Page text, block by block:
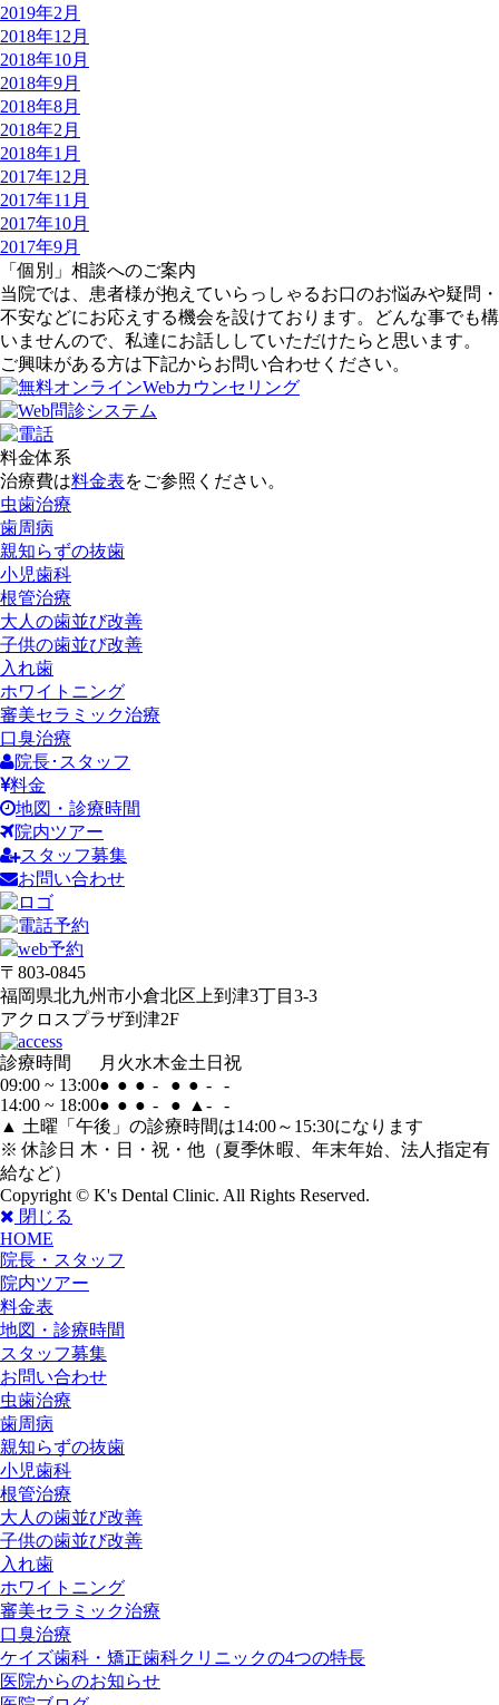
2019年2月
2018年12月
2018年10月
2018年9月
2018年8月
2018年2月
2018年1月
2017年12月
2017年11月
2017年10月
2017年9月
「個別」相談へのご案内
当院では、患者様が抱えていらっしゃるお口のお悩みや疑問・
不安などにお応えする機会を設けております。どんな事でも構
いませんので、私達にお話ししていただけたらと思います。
ご興味がある方は下記からお問い合わせください。
料金体系
治療費は料金表をご参照ください。
虫歯治療
歯周病
親知らずの抜歯
小児歯科
根管治療
大人の歯並び改善
子供の歯並び改善
入れ歯
ホワイトニング
審美セラミック治療
口臭治療
院長･スタッフ
料金
地図・診療時間
院内ツアー
スタッフ募集
お問い合わせ
〒803-0845
福岡県北九州市小倉北区上到津3丁目3-3
アクロスプラザ到津2F
診療時間 月 火水木金土 日 祝
09:00 ~ 13:00● ● ● - ● ● -
-
14:00 ~ 18:00● ● ● - ● ▲ -
-
▲ 土曜「午後」の診療時間は14:00～15:30になります
※ 休診日 木・日・祝・他（夏季休暇、年末年始、法人指定有
給など）
Copyright © K's Dental Clinic. All Rights Reserved.
閉じる
HOME
院長・スタッフ
院内ツアー
料金表
地図・診療時間
スタッフ募集
お問い合わせ
虫歯治療
歯周病
親知らずの抜歯
小児歯科
根管治療
大人の歯並び改善
子供の歯並び改善
入れ歯
ホワイトニング
審美セラミック治療
口臭治療
ケイズ歯科・矯正歯科クリニックの4つの特長
医院からのお知らせ